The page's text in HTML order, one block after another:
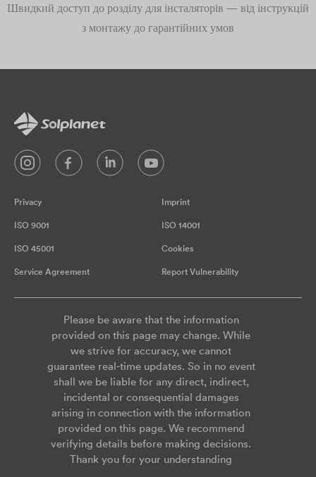
Швидкий доступ до розділу для інсталяторів — від інструкцій
з монтажу до гарантійних умов
Privacy Imprint
ISO 9001 ISO 14001
ISO 45001 Cookies
Service Agreement Report Vulnerability
Please be aware that the information
provided on this page may change. While
we strive for accuracy, we cannot
guarantee real-time updates. So in no event
shall we be liable for any direct, indirect,
incidental or consequential damages
arising in connection with the information
provided on this page. We recommend
verifying details before making decisions.
Thank you for your understanding